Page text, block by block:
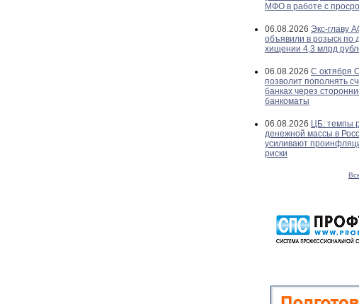
МФО в работе с
06.08.2026 Экс-главу
объявили в розыск по
хищении 4,3 млрд
06.08.2026 С октября
позволит пополнять
банках через
банкоматы
06.08.2026 ЦБ: темпы
денежной массы в
усиливают
риски